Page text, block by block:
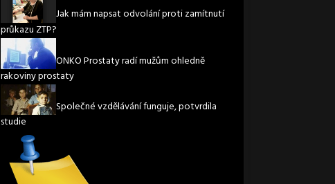
Jak mám napsat odvolání proti zamítnutí
průkazu ZTP?
ONKO Prostaty radí mužům ohledně
rakoviny prostaty
Společné vzdělávání funguje, potvrdila
studie